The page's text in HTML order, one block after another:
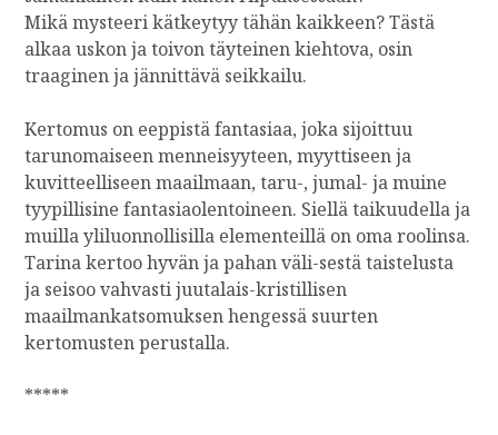
Mikä mysteeri kätkeytyy tähän kaikkeen? Tästä
alkaa uskon ja toivon täyteinen kiehtova, osin
traaginen ja jännittävä seikkailu.
Kertomus on eeppistä fantasiaa, joka sijoittuu
tarunomaiseen menneisyyteen, myyttiseen ja
kuvitteelliseen maailmaan, taru-, jumal- ja muine
tyypillisine fantasiaolentoineen. Siellä taikuudella ja
muilla yliluonnollisilla elementeillä on oma roolinsa.
Tarina kertoo hyvän ja pahan väli-sestä taistelusta
ja seisoo vahvasti juutalais-kristillisen
maailmankatsomuksen hengessä suurten
kertomusten perustalla.
*****